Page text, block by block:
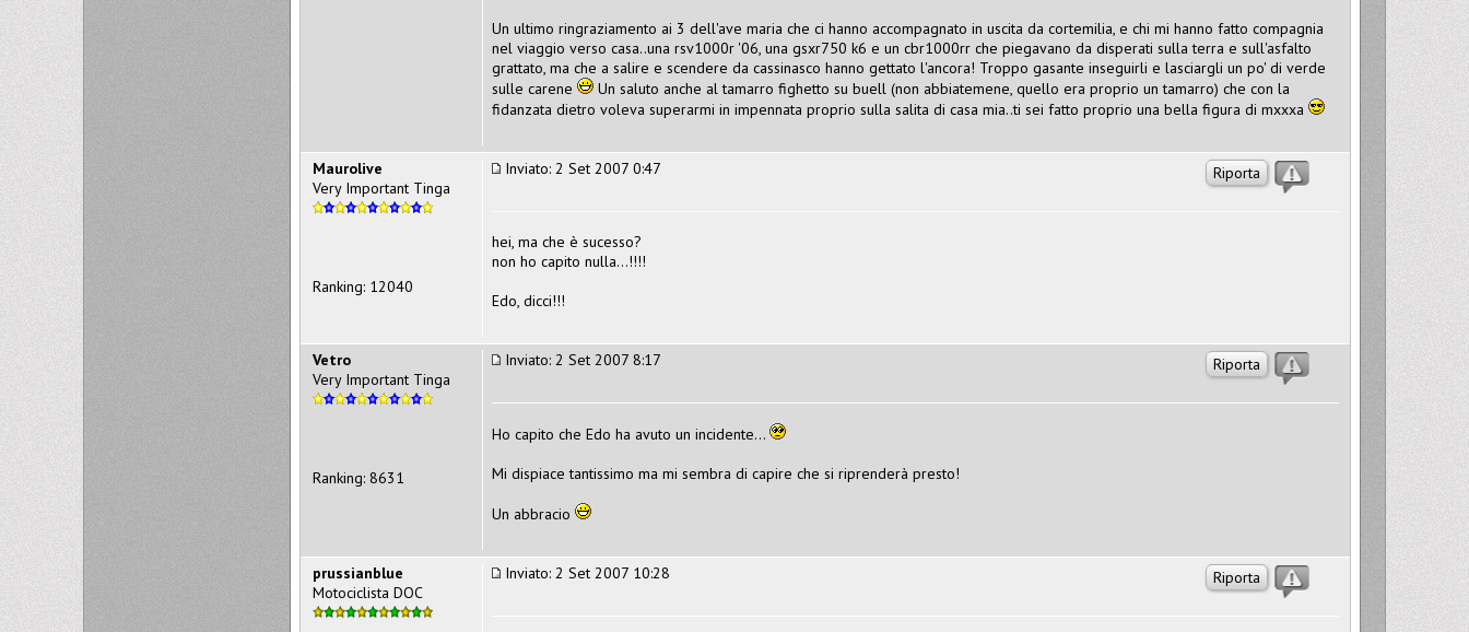
Un ultimo ringraziamento ai 3 dell'ave maria che ci hanno accompagnato in uscita da cortemilia, e chi mi hanno fatto compagnia
nel viaggio verso casa..una rsv1000r '06, una gsxr750 k6 e un cbr1000rr che piegavano da disperati sulla terra e sull'asfalto
grattato, ma che a salire e scendere da cassinasco hanno gettato l'ancora! Troppo gasante inseguirli e lasciargli un po' di verde
sulle carene
Un saluto anche al tamarro fighetto su buell (non abbiatemene, quello era proprio un tamarro) che con la
fidanzata dietro voleva superarmi in impennata proprio sulla salita di casa mia..ti sei fatto proprio una bella figura di mxxxa
Riporta
Inviato: 2 Set 2007 0:47
hei, ma che è sucesso?
non ho capito nulla...!!!!
Edo, dicci!!!
Maurolive
Very Important Tinga
Ranking: 12040
Riporta
Inviato: 2 Set 2007 8:17
Ho capito che Edo ha avuto un incidente...
Mi dispiace tantissimo ma mi sembra di capire che si riprenderà presto!
Un abbracio
Vetro
Very Important Tinga
Ranking: 8631
Riporta
Inviato: 2 Set 2007 10:28
prussianblue
Motociclista DOC